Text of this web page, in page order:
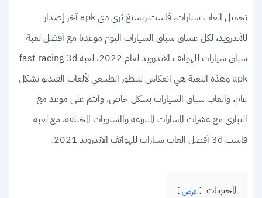
تحميل العاب سيارات، فاست ريسنغ ثري دي apk آخر إصدار
للأندرويد، لكل عشاق سباق السيارات اليوم موعدنا مع أفضل لعبة
سباق سيارات للهواتف الاندرويد لعام 2022، لعبة fast racing 3d
apk وهذه اللعبة هي انعكاس للتطور الطبيعي لألعاب الفيديو بشكل
عام، والعاب سباق السيارات بشكل خاص، وانتم على موعد مع
التباري مع عشرات المسارات المتنوعة والمستويات المختلفة، مع لعبة
فاست 3d أفضل العاب سيارات للهواتف الاندرويد 2021.
المحتويات عرض